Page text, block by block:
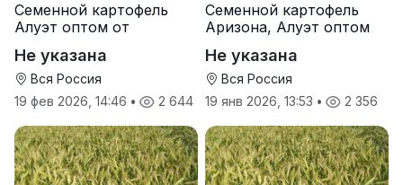
Семенной картофель
Алуэт оптом от
Не указана
Вся Россия
19 фев 2026, 14:46 • 2 644
Семенной картофель
Аризона, Алуэт оптом
Не указана
Вся Россия
19 янв 2026, 13:53 • 2 356